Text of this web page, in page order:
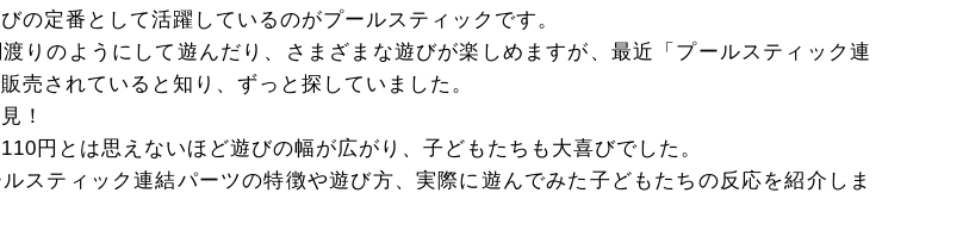
の定番として活躍しているのがプールスティックです。
りのようにして遊んだり、さまざまな遊びが楽しめますが、最近「プールスティック連
売されていると知り、ずっと探していました。
！
円とは思えないほど遊びの幅が広がり、子どもたちも大喜びでした。
スティック連結パーツの特徴や遊び方、実際に遊んでみた子どもたちの反応を紹介しま